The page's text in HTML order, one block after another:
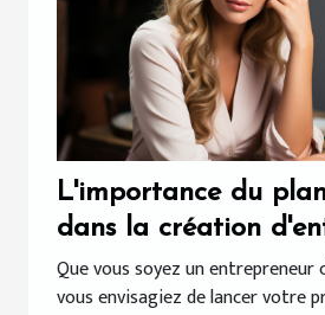
L'importance du
dans la création
Que vous soyez un entrepreneur
vous envisagiez de lancer votre